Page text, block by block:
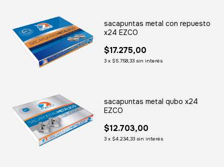
sacapuntas metal con repuesto
x24 EZCO
$17.275,00
3 x $5.758,33 sin interés
sacapuntas metal qubo x24
EZCO
$12.703,00
3 x $4.234,33 sin interés